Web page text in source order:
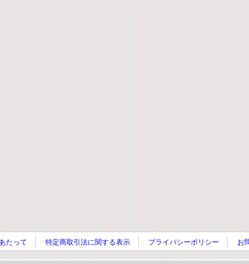
たって 特定商取引法に関する表示 プライバシーポリシー お